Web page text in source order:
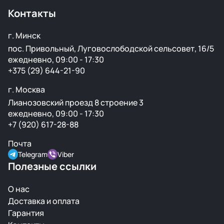
Контакты
г. Минск
пос. Привольный, Луговослободской сельсовет, 16/5
ежедневно, 09:00 - 17:30
+375 (29) 644-21-90
г. Москва
Лианозовский проезд 8 строение 3
ежедневно, 09:00 - 17:30
+7 (920) 617-28-88
Почта
Telegram Viber
Полезные ссылки
О нас
Доставка и оплата
Гарантия